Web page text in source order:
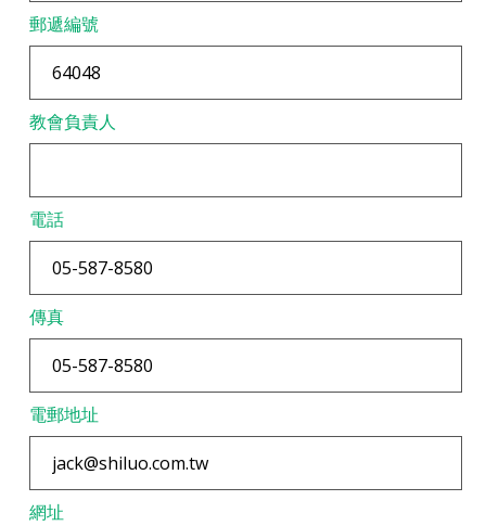
郵遞編號
教會負責人
電話
傳真
電郵地址
網址